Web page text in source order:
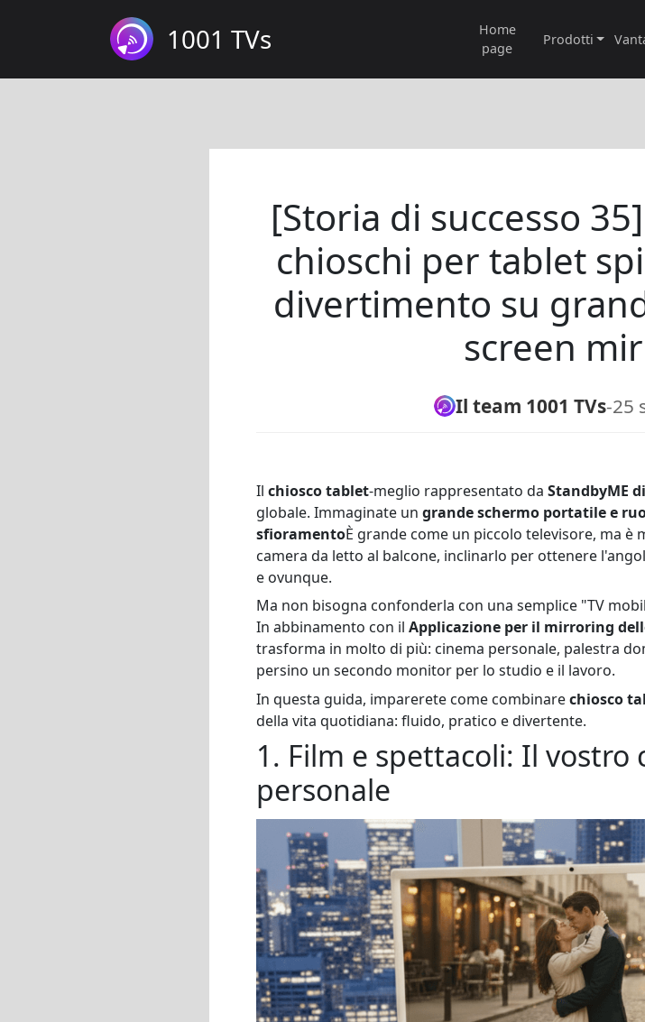
1001 TVs
Home
page
Prodotti
[Storia di successo
chioschi per tablet
divertimento su
screen
Il team 1001 TVs-25
Il chiosco tablet-meglio rappresentato da StandbyME
globale. Immaginate un grande schermo portatile e
sfioramentoÈ grande come un piccolo televisore, ma
camera da letto al balcone, inclinarlo per ottenere
e ovunque.
Ma non bisogna confonderla con una semplice "TV
In abbinamento con il Applicazione per il mirroring
trasforma in molto di più: cinema personale, palestra
persino un secondo monitor per lo studio e il lavoro.
In questa guida, imparerete come combinarechiosco
della vita quotidiana: fluido, pratico e divertente.
1. Film e spettacoli: Il
personale